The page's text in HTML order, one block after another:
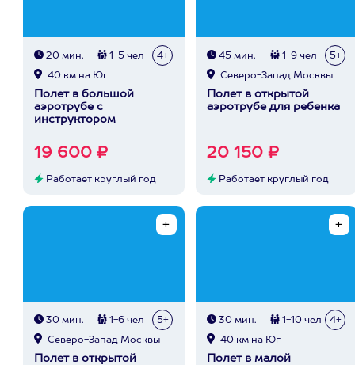
20 мин. 1-5 чел 4+
40 км на Юг
Полет в большой
аэротрубе с
инструктором
19 600 ₽
Работает круглый год
45 мин. 1-9 чел 5+
Северо-Запад Москвы
Полет в открытой
аэротрубе для ребенка
20 150 ₽
Работает круглый год
30 мин. 1-6 чел 5+
Северо-Запад Москвы
Полет в открытой
30 мин. 1-10 чел 4+
40 км на Юг
Полет в малой